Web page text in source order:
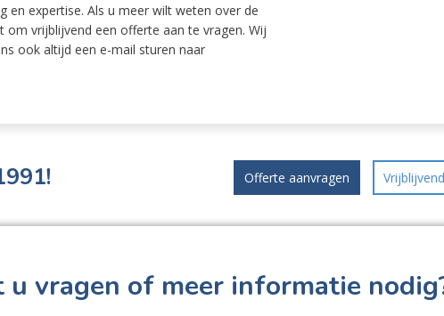
en expertise. Als u meer wilt weten over de
vrijblijvend een offerte aan te vragen. Wij
ook altijd een e-mail sturen naar
Offerte aanvragen
u vragen of meer informatie